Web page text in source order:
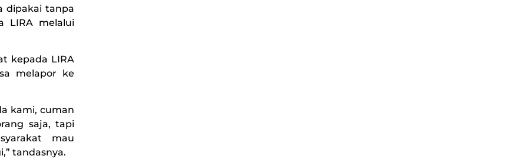
dipakai tanpa
LIRA melalui
kepada LIRA
melapor ke
kami, cuman
saja, tapi
mau
tandasnya.